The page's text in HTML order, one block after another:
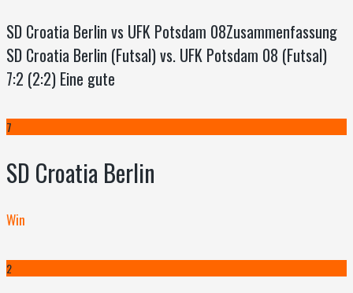
SD Croatia Berlin vs UFK Potsdam 08Zusammenfassung
SD Croatia Berlin (Futsal) vs. UFK Potsdam 08 (Futsal)
7:2 (2:2) Eine gute
7
SD Croatia Berlin
Win
2